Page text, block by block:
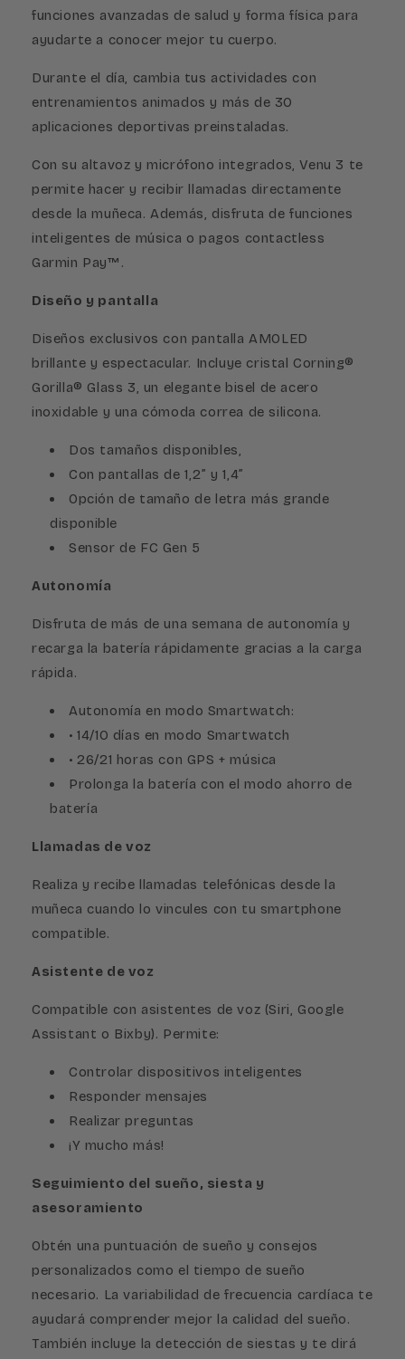
funciones avanzadas de salud y forma física para
ayudarte a conocer mejor tu cuerpo.
Durante el día, cambia tus actividades con
entrenamientos animados y más de 30
aplicaciones deportivas preinstaladas.
Con su altavoz y micrófono integrados, Venu 3 te
permite hacer y recibir llamadas directamente
desde la muñeca. Además, disfruta de funciones
inteligentes de música o pagos contactless
Garmin Pay™.
Diseño y pantalla
Diseños exclusivos con pantalla AMOLED
brillante y espectacular. Incluye cristal Corning®
Gorilla® Glass 3, un elegante bisel de acero
inoxidable y una cómoda correa de silicona.
Dos tamaños disponibles,
Con pantallas de 1,2” y 1,4”
Opción de tamaño de letra más grande
disponible
Sensor de FC Gen 5
Autonomía
Disfruta de más de una semana de autonomía y
recarga la batería rápidamente gracias a la carga
rápida.
Autonomía en modo Smartwatch:
• 14/10 días en modo Smartwatch
• 26/21 horas con GPS + música
Prolonga la batería con el modo ahorro de
batería
Llamadas de voz
Realiza y recibe llamadas telefónicas desde la
muñeca cuando lo vincules con tu smartphone
compatible.
Asistente de voz
Compatible con asistentes de voz (Siri, Google
Assistant o Bixby). Permite:
Controlar dispositivos inteligentes
Responder mensajes
Realizar preguntas
¡Y mucho más!
Seguimiento del sueño, siesta y
asesoramiento
Obtén una puntuación de sueño y consejos
personalizados como el tiempo de sueño
necesario. La variabilidad de frecuencia cardíaca te
ayudará comprender mejor la calidad del sueño.
También incluye la detección de siestas y te dirá